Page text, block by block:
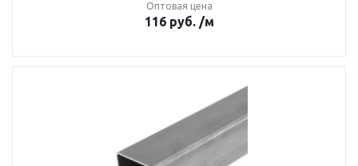
Оптовая цена
116 руб. /м